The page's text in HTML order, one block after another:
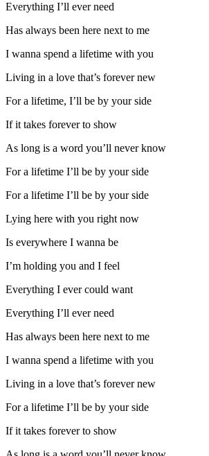
Everything I’ll ever need
Has always been here next to me
I wanna spend a lifetime with you
Living in a love that’s forever new
For a lifetime, I’ll be by your side
If it takes forever to show
As long is a word you’ll never know
For a lifetime I’ll be by your side
For a lifetime I’ll be by your side
Lying here with you right now
Is everywhere I wanna be
I’m holding you and I feel
Everything I ever could want
Everything I’ll ever need
Has always been here next to me
I wanna spend a lifetime with you
Living in a love that’s forever new
For a lifetime I’ll be by your side
If it takes forever to show